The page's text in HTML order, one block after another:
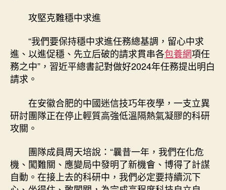
攻堅克難穩中求進
“我們要保持穩中求進任務總基調，留心中求
進、以進促穩、先立后破的請求貫串各包養網項任
務之中”，習近平總書記對做好2024年任務提出明白
請求。
在安徽合肥的中國迷信技巧年夜學，一支立異
研討團隊正在停止輕質高強低溫隔熱氣凝膠的科研
攻關。
團隊成員周天培說：“曩昔一年，我們在化危
機、闖難關、應變局中發明了新機會、博得了計謀
自動。在接上去的科研中，我們必定要持續沉下